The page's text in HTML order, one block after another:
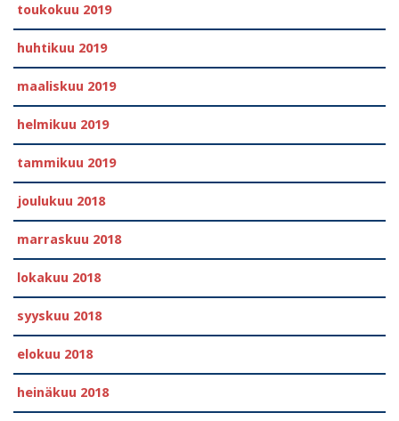
toukokuu 2019
huhtikuu 2019
maaliskuu 2019
helmikuu 2019
tammikuu 2019
joulukuu 2018
marraskuu 2018
lokakuu 2018
syyskuu 2018
elokuu 2018
heinäkuu 2018